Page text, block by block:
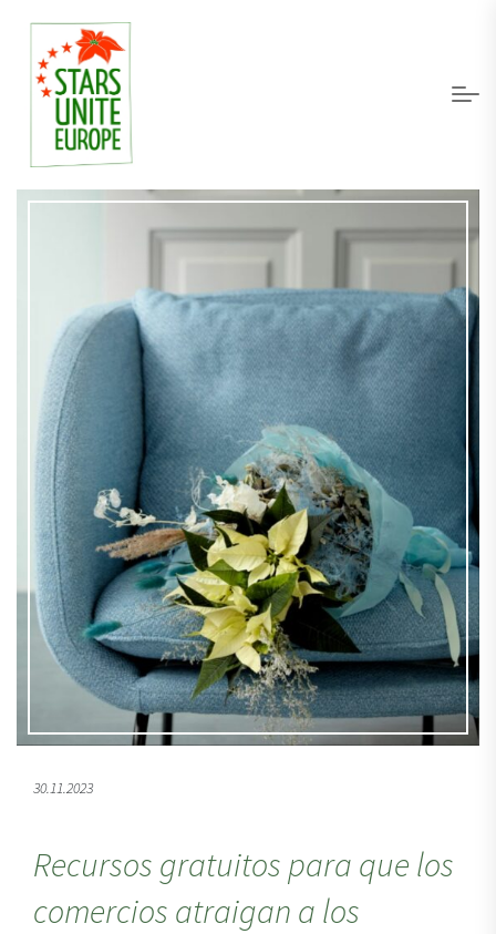
30.11.2023
Recursos gratuitos para que los
comercios atraigan a los